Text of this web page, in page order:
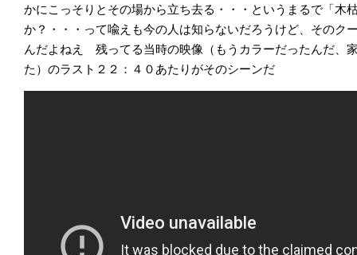
かにこっそりとその場から立ち去る・・・というまるで「木
か？・・・って喩えも今の人は知らないだろうけど、そのク
んだよねえ 残ってる当時の映像（もうカラーだったんだ、
た）のラスト２２：４０あたりがそのシーンだ